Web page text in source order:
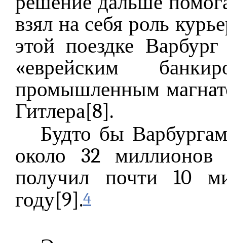
взял на себя роль
этой поездке
«еврейским
промышленным
Гитлера[8].
Будто бы
около 32 миллионов
получил почти 10
году[9].4